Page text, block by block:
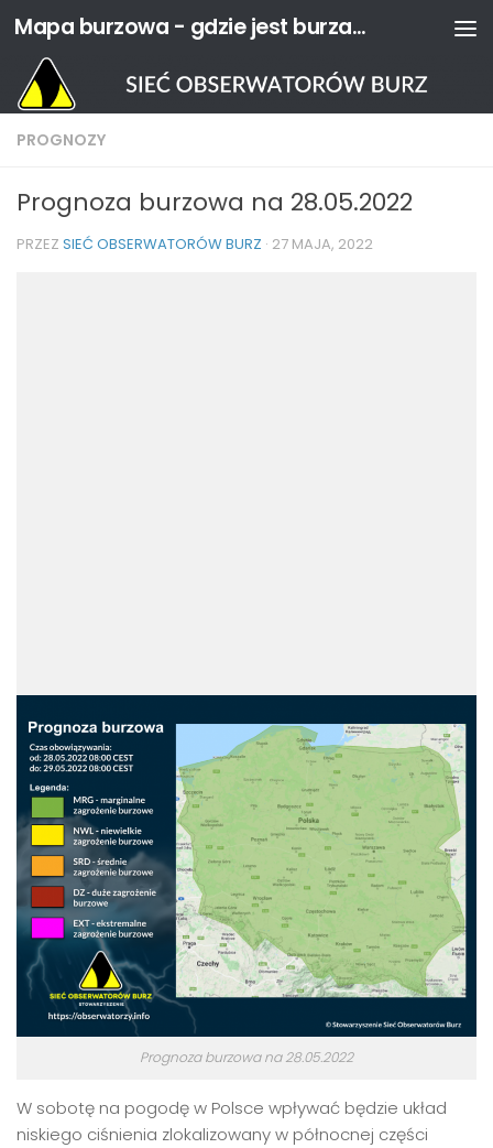
Przejdź do treści Mapa burzowa - gdzie jest burza? | Sieć Obserwatorów Burz
PROGNOZY
Prognoza burzowa na 28.05.2022
PRZEZ SIEĆ OBSERWATORÓW BURZ · 27 MAJA, 2022
Prognoza burzowa na 28.05.2022
W sobotę na pogodę w Polsce wpływać będzie układ
niskiego ciśnienia zlokalizowany w północnej części